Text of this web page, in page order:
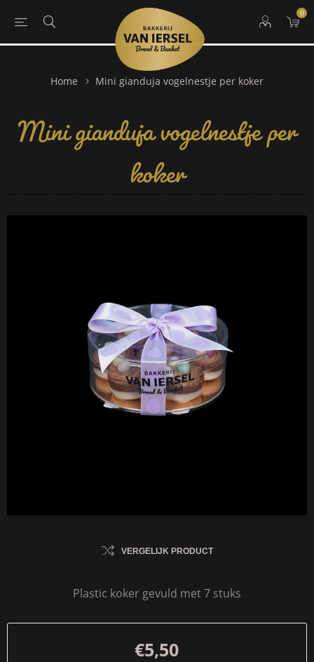
0
Home Mini gianduja vogelnestje per koker
Mini gianduja vogelnestje per
koker
VERGELIJK PRODUCT
Plastic koker gevuld met 7 stuks
€5,50